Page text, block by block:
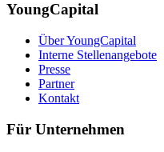
YoungCapital
Über YoungCapital
Interne Stellenangebote
Presse
Partner
Kontakt
Für Unternehmen